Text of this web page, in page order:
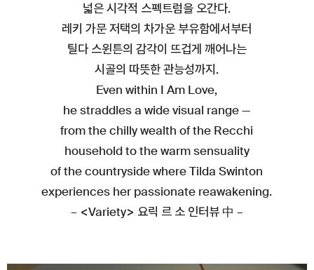
넓은 시각적 스펙트럼을 오간다.
레키 가문 저택의 차가운 부유함에서부터
틸다 스윈튼의 감각이 뜨겁게 깨어나는
시골의 따뜻한 관능성까지.
Even within I Am Love,
he straddles a wide visual range —
from the chilly wealth of the Recchi
household to the warm sensuality
of the countryside where Tilda Swinton
experiences her passionate reawakening.
– <Variety> 요릭 르 소 인터뷰 中 –